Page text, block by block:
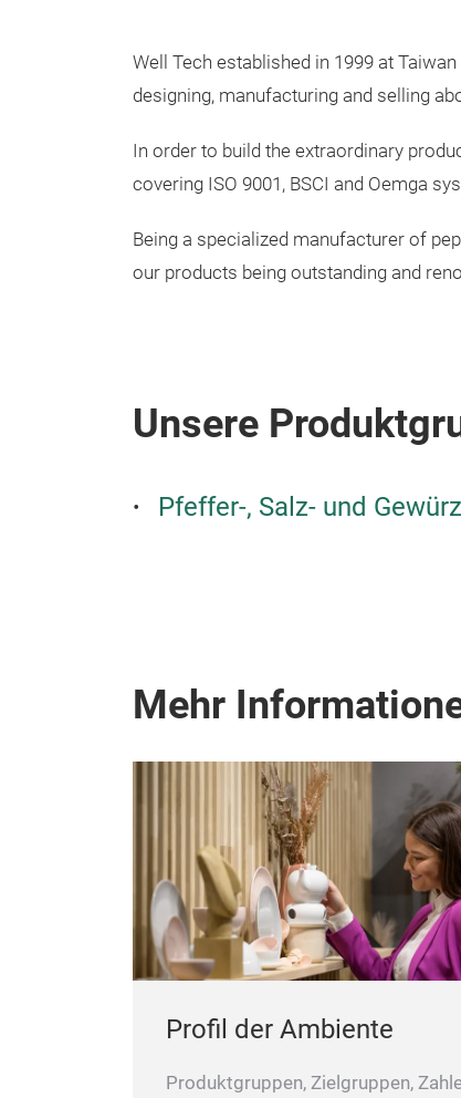
Well Tech established in 1999 at
designing, manufacturing and selling
In order to build the extraordinary
covering ISO 9001, BSCI and Oemga
Being a specialized manufacturer of
our products being outstanding and
Unsere
Pfeffer-, Salz- und
Mehr
Profil der Ambiente
Produktgruppen, Zielgruppen,